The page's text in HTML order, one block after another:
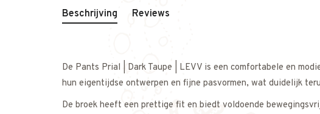
Beschrijving Reviews
De Pants Prial | Dark Taupe | LEVV is een comfortabele en
hun eigentijdse ontwerpen en fijne pasvormen, wat duidelijk
De broek heeft een prettige fit en biedt voldoende